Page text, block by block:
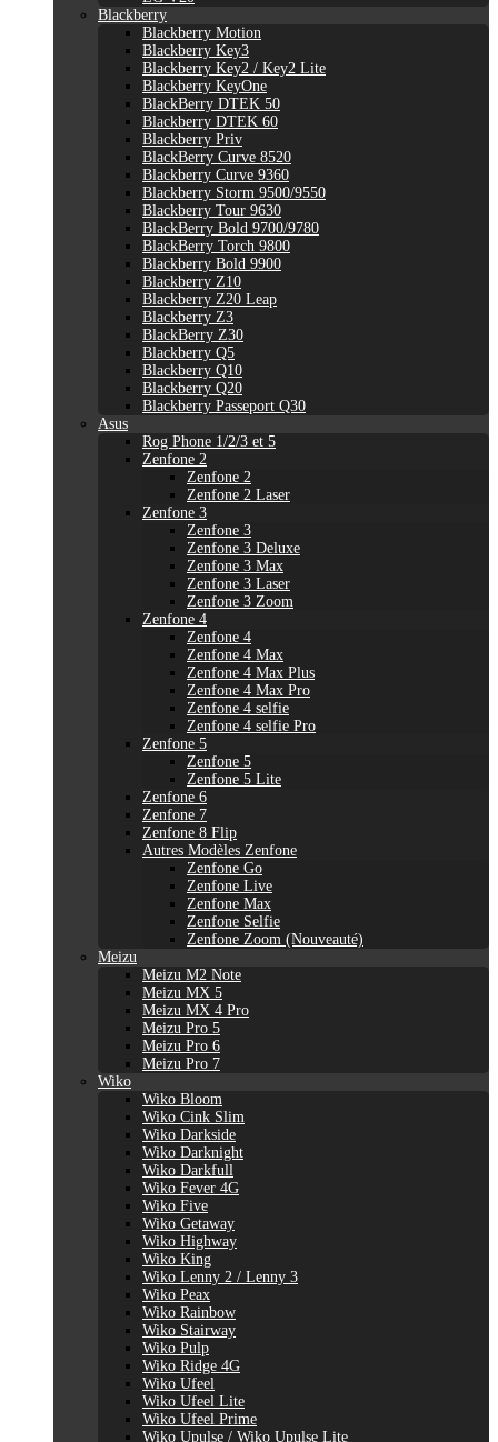
Blackberry
Blackberry Motion
Blackberry Key3
Blackberry Key2 / Key2 Lite
Blackberry KeyOne
BlackBerry DTEK 50
Blackberry DTEK 60
Blackberry Priv
BlackBerry Curve 8520
Blackberry Curve 9360
Blackberry Storm 9500/9550
Blackberry Tour 9630
BlackBerry Bold 9700/9780
BlackBerry Torch 9800
Blackberry Bold 9900
Blackberry Z10
Blackberry Z20 Leap
Blackberry Z3
BlackBerry Z30
Blackberry Q5
Blackberry Q10
Blackberry Q20
Blackberry Passeport Q30
Asus
Rog Phone 1/2/3 et 5
Zenfone 2
Zenfone 2
Zenfone 2 Laser
Zenfone 3
Zenfone 3
Zenfone 3 Deluxe
Zenfone 3 Max
Zenfone 3 Laser
Zenfone 3 Zoom
Zenfone 4
Zenfone 4
Zenfone 4 Max
Zenfone 4 Max Plus
Zenfone 4 Max Pro
Zenfone 4 selfie
Zenfone 4 selfie Pro
Zenfone 5
Zenfone 5
Zenfone 5 Lite
Zenfone 6
Zenfone 7
Zenfone 8 Flip
Autres Modèles Zenfone
Zenfone Go
Zenfone Live
Zenfone Max
Zenfone Selfie
Zenfone Zoom (Nouveauté)
Meizu
Meizu M2 Note
Meizu MX 5
Meizu MX 4 Pro
Meizu Pro 5
Meizu Pro 6
Meizu Pro 7
Wiko
Wiko Bloom
Wiko Cink Slim
Wiko Darkside
Wiko Darknight
Wiko Darkfull
Wiko Fever 4G
Wiko Five
Wiko Getaway
Wiko Highway
Wiko King
Wiko Lenny 2 / Lenny 3
Wiko Peax
Wiko Rainbow
Wiko Stairway
Wiko Pulp
Wiko Ridge 4G
Wiko Ufeel
Wiko Ufeel Lite
Wiko Ufeel Prime
Wiko Upulse / Wiko Upulse Lite